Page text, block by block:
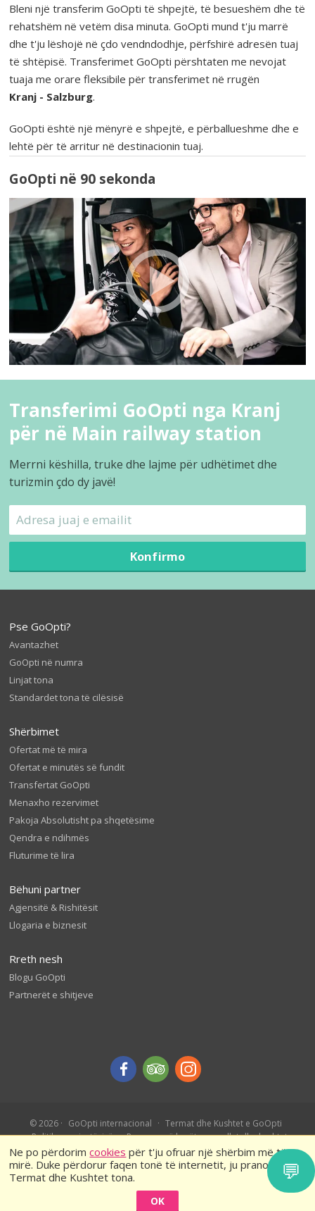
Ne po përdorimcookies për t'ju ofruar një shërbim më të
mirë. Duke përdorur faqen tonë të internetit, ju pranoni
Termat dhe Kushtet tona.
OK
Bleni një transferim GoOpti të shpejtë, të besueshëm dhe të
rehatshëm në vetëm disa minuta. GoOpti mund t'ju marrë
dhe t'ju lëshojë në çdo vendndodhje, përfshirë adresën tuaj
të shtëpisë. Transferimet GoOpti përshtaten me nevojat
tuaja me orare fleksibile për transferimet në rrugën
Kranj - Salzburg.
GoOpti është një mënyrë e shpejtë, e përballueshme dhe e
lehtë për të arritur në destinacionin tuaj.
GoOpti në 90 sekonda
Transferimi GoOpti nga Kranj
për në Main railway station
Merrni këshilla, truke dhe lajme për udhëtimet dhe
turizmin çdo dy javë!
Konfirmo
Pse GoOpti?
Avantazhet
GoOpti në numra
Linjat tona
Standardet tona të cilësisë
Shërbimet
Ofertat më të mira
Ofertat e minutës së fundit
Transfertat GoOpti
Menaxho rezervimet
Pakoja Absolutisht pa shqetësime
Qendra e ndihmës
Fluturime të lira
Bëhuni partner
Agjensitë & Rishitësit
Llogaria e biznesit
Rreth nesh
Blogu GoOpti
Partnerët e shitjeve
© 2026 GoOpti internacional
Termat dhe Kushtet e GoOpti
Politika e privatësisë
Rezervo më herët – rregullat dhe kushtet
💬